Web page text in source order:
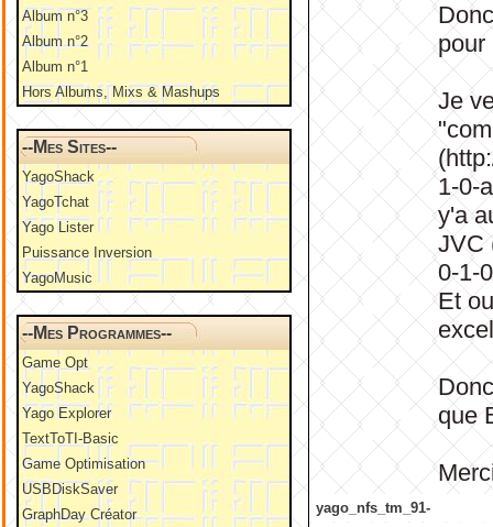
Album n°3
Album n°2
Album n°1
Hors Albums, Mixs & Mashups
--Mes Sites--
YagoShack
YagoTchat
Yago Lister
Puissance Inversion
YagoMusic
--Mes Programmes--
Game Opt
YagoShack
Yago Explorer
TextToTI-Basic
Game Optimisation
USBDiskSaver
GraphDay Créator
pour
Je
1-0-
y'a
JVC
0-1-
Et
que
yago_nfs_tm_91-